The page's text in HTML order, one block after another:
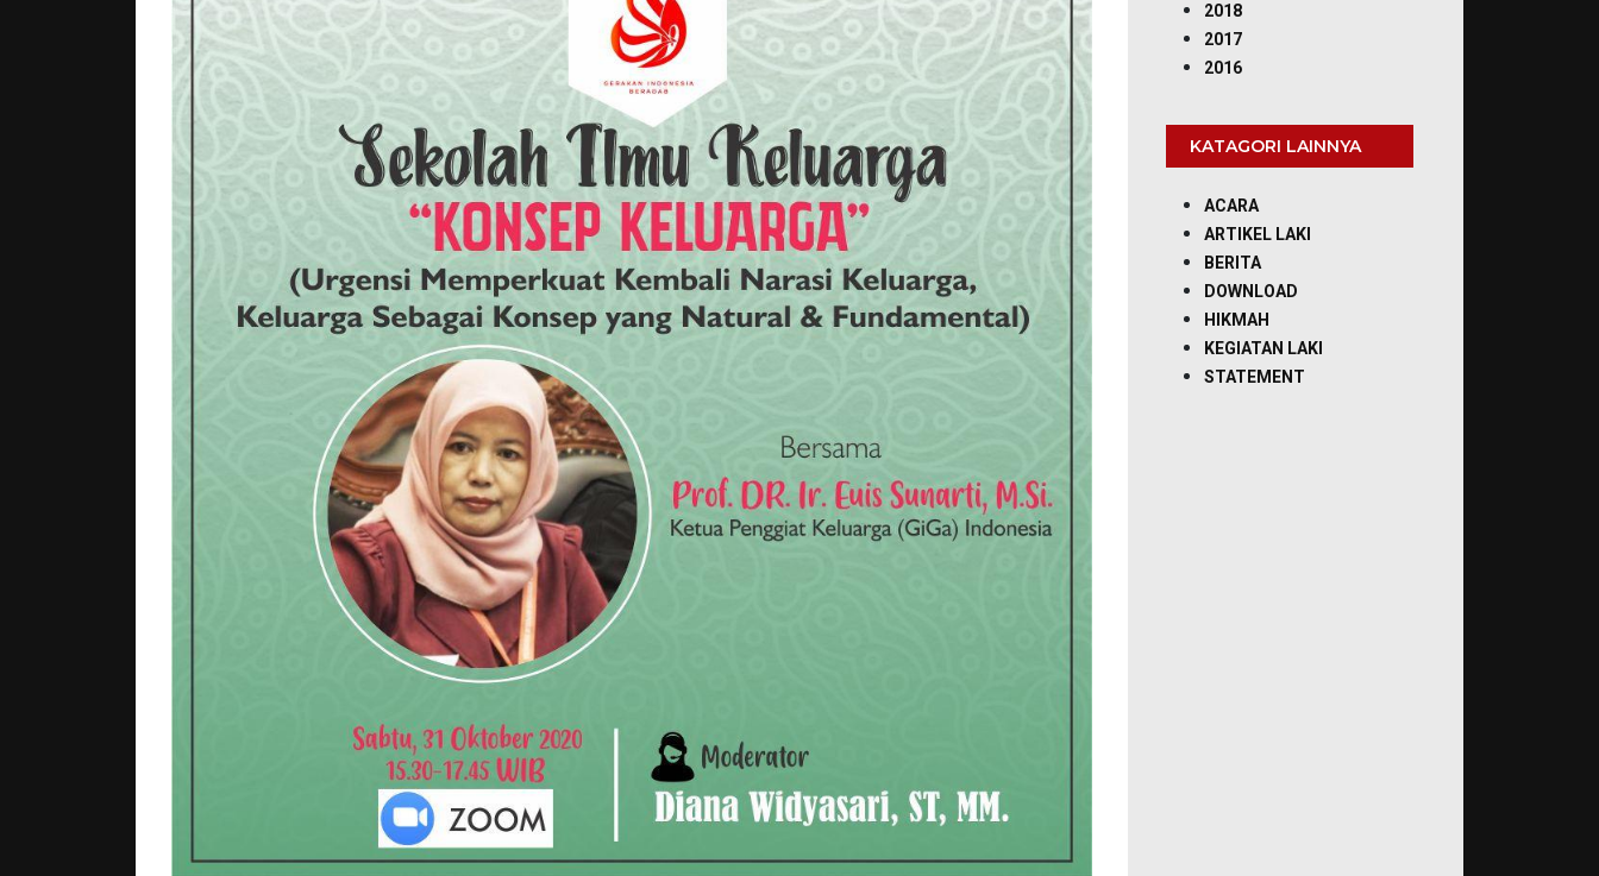
2018
2017
2016
KATAGORI LAINNYA
ACARA
ARTIKEL LAKI
BERITA
DOWNLOAD
HIKMAH
KEGIATAN LAKI
STATEMENT